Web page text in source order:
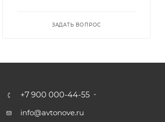
ЗАДАТЬ ВОПРОС
+7 900 000-44-55
info@avtonove.ru